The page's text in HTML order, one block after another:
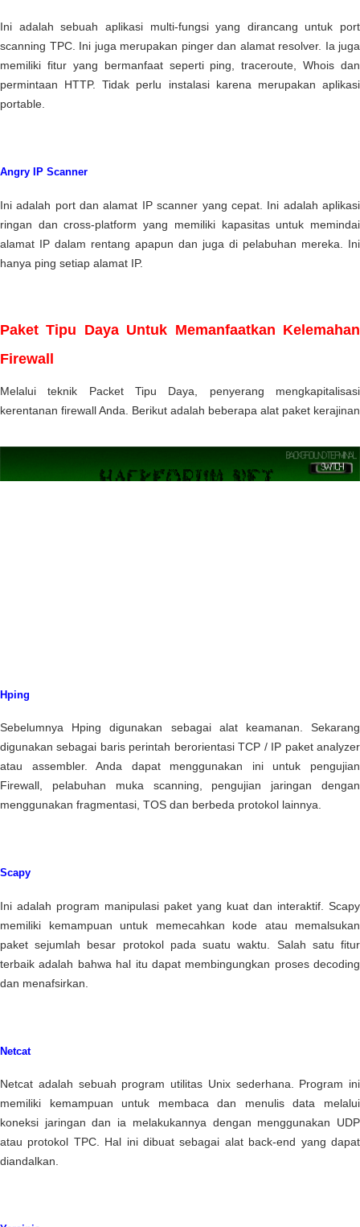
Ini adalah sebuah aplikasi multi-fungsi yang dirancang untuk port
scanning TPC. Ini juga merupakan pinger dan alamat resolver. Ia juga
memiliki fitur yang bermanfaat seperti ping, traceroute, Whois dan
permintaan HTTP. Tidak perlu instalasi karena merupakan aplikasi
portable.
Angry IP Scanner
Ini adalah port dan alamat IP scanner yang cepat. Ini adalah aplikasi
ringan dan cross-platform yang memiliki kapasitas untuk memindai
alamat IP dalam rentang apapun dan juga di pelabuhan mereka. Ini
hanya ping setiap alamat IP.
Paket Tipu Daya Untuk Memanfaatkan Kelemahan
Firewall
Melalui teknik Packet Tipu Daya, penyerang mengkapitalisasi
kerentanan firewall Anda. Berikut adalah beberapa alat paket kerajinan
Hping
Sebelumnya Hping digunakan sebagai alat keamanan. Sekarang
digunakan sebagai baris perintah berorientasi TCP / IP paket analyzer
atau assembler. Anda dapat menggunakan ini untuk pengujian
Firewall, pelabuhan muka scanning, pengujian jaringan dengan
menggunakan fragmentasi, TOS dan berbeda protokol lainnya.
Scapy
Ini adalah program manipulasi paket yang kuat dan interaktif. Scapy
memiliki kemampuan untuk memecahkan kode atau memalsukan
paket sejumlah besar protokol pada suatu waktu. Salah satu fitur
terbaik adalah bahwa hal itu dapat membingungkan proses decoding
dan menafsirkan.
Netcat
Netcat adalah sebuah program utilitas Unix sederhana. Program ini
memiliki kemampuan untuk membaca dan menulis data melalui
koneksi jaringan dan ia melakukannya dengan menggunakan UDP
atau protokol TPC. Hal ini dibuat sebagai alat back-end yang dapat
diandalkan.